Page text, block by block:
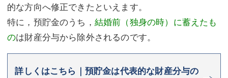
的な方向へ修正できたといえます。
特に，預貯金のうち， 結婚前（独身の時）に蓄えたも
のは財産分与から除外されるのです。
詳しくはこちら｜預貯金は代表的な財産分与の